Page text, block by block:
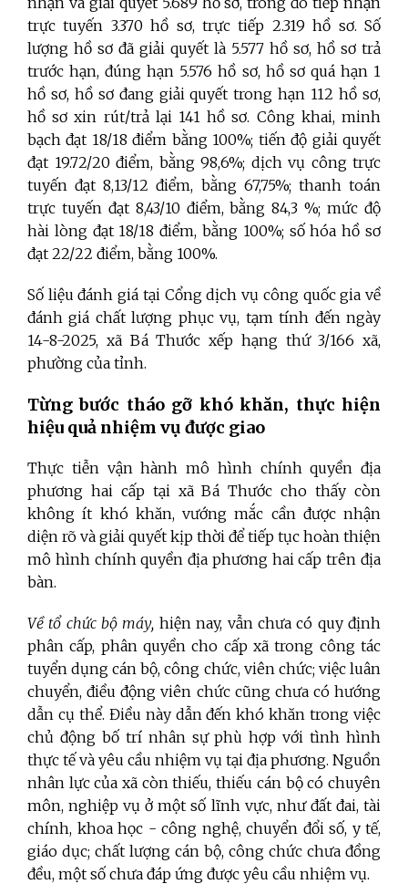
trực tuyến 3.370 hồ sơ, trực tiếp 2.319 hồ sơ. Số
lượng hồ sơ đã giải quyết là 5.577 hồ sơ, hồ sơ trả
trước hạn, đúng hạn 5.576 hồ sơ, hồ sơ quá hạn 1
hồ sơ, hồ sơ đang giải quyết trong hạn 112 hồ sơ,
hồ sơ xin rút/trả lại 141 hồ sơ. Công khai, minh
bạch đạt 18/18 điểm bằng 100%; tiến độ giải quyết
đạt 19.72/20 điểm, bằng 98,6%; dịch vụ công trực
tuyến đạt 8,13/12 điểm, bằng 67,75%; thanh toán
trực tuyến đạt 8,43/10 điểm, bằng 84,3 %; mức độ
hài lòng đạt 18/18 điểm, bằng 100%; số hóa hồ sơ
đạt 22/22 điểm, bằng 100%.
Số liệu đánh giá tại Cổng dịch vụ công quốc gia về
đánh giá chất lượng phục vụ, tạm tính đến ngày
14-8-2025, xã Bá Thước xếp hạng thứ 3/166 xã,
phường của tỉnh.
Từng bước tháo gỡ khó khăn, thực hiện
hiệu quả nhiệm vụ được giao
Thực tiễn vận hành mô hình chính quyền địa
phương hai cấp tại xã Bá Thước cho thấy còn
không ít khó khăn, vướng mắc cần được nhận
diện rõ và giải quyết kịp thời để tiếp tục hoàn thiện
mô hình chính quyền địa phương hai cấp trên địa
bàn.
Về tổ chức bộ máy, hiện nay, vẫn chưa có quy định
phân cấp, phân quyền cho cấp xã trong công tác
tuyển dụng cán bộ, công chức, viên chức; việc luân
chuyển, điều động viên chức cũng chưa có hướng
dẫn cụ thể. Điều này dẫn đến khó khăn trong việc
chủ động bố trí nhân sự phù hợp với tình hình
thực tế và yêu cầu nhiệm vụ tại địa phương. Nguồn
nhân lực của xã còn thiếu, thiếu cán bộ có chuyên
môn, nghiệp vụ ở một số lĩnh vực, như đất đai, tài
chính, khoa học - công nghệ, chuyển đổi số, y tế,
giáo dục; chất lượng cán bộ, công chức chưa đồng
đều, một số chưa đáp ứng được yêu cầu nhiệm vụ.